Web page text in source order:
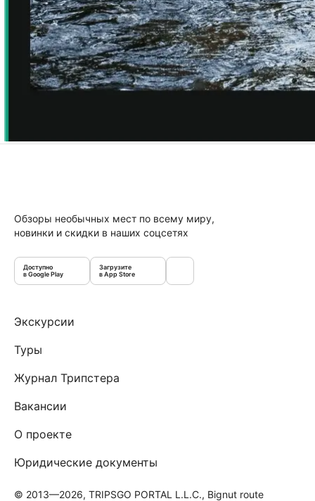
Обзоры необычных мест по всему миру,
новинки и скидки в наших соцсетях
Доступно
в Google Play
Загрузите
в App Store
Экскурсии
Туры
Журнал Трипстера
Вакансии
О проекте
Юридические документы
© 2013—2026, TRIPSGO PORTAL L.L.C., Bignut route